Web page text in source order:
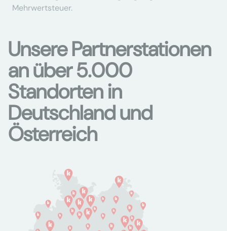
Mehrwertsteuer.
Unsere Partnerstationen
an über 5.000
Standorten in
Deutschland und
Österreich